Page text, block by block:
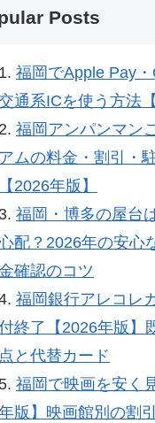
Posts
1. 福岡でApple Pay
通系ICを使う方法
2. 福岡アンパンマン
アムの料金・割引・
【2026年版】
3. 福岡・博多の屋台
配？2026年の安心
確認のコツ
福岡銀行アレコレ
終了【2026年版】
点と代替カード
5. 福岡で映画を安く
版】映画館別の割